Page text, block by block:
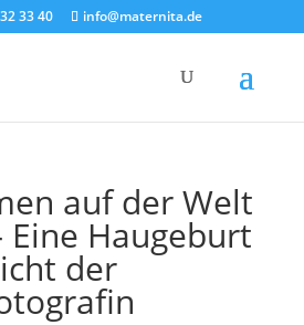
33 40 info@maternita.de
auf der Welt
Eine Haugeburt
der